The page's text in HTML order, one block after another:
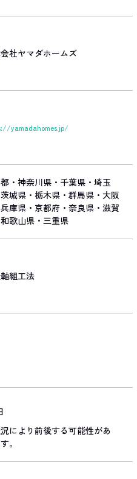
社ヤマダホームズ
yamadahomes.jp/
・神奈川県・千葉県・埼玉
城県・栃木県・群馬県・大阪
庫県・京都府・奈良県・滋賀
歌山県・三重県
組工法
により前後する可能性があ
。